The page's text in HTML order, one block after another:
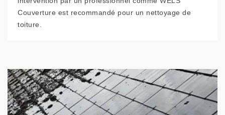
Couverture est recommandé pour un nettoyage de
toiture.